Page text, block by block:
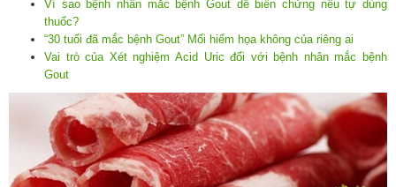
Vì sao bệnh nhân mắc bệnh Gout dễ biến chứng nếu tự dùng
thuốc?
“30 tuổi đã mắc bệnh Gout” Mối hiểm họa không của riêng ai
Vai trò của Xét nghiệm Acid Uric đối với bệnh nhân mắc bệnh
Gout